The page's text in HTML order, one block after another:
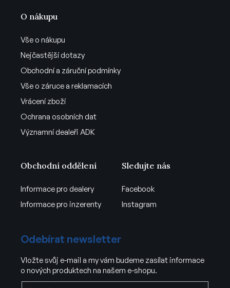
O nákupu
Vše o nákupu
Nejčastější dotazy
Obchodní a záruční podmínky
Vše o záruce a reklamacích
Vrácení zboží
Ochrana osobních dat
Významní dealeři ADK
Obchodní oddělení
Informace pro dealery
Informace pro inzerenty
Sledujte nás
Facebook
Instagram
Odebírat newsletter
Vložte svůj e-mail a my vám budeme zasílat informace
o nových produktech na našem e-shopu.